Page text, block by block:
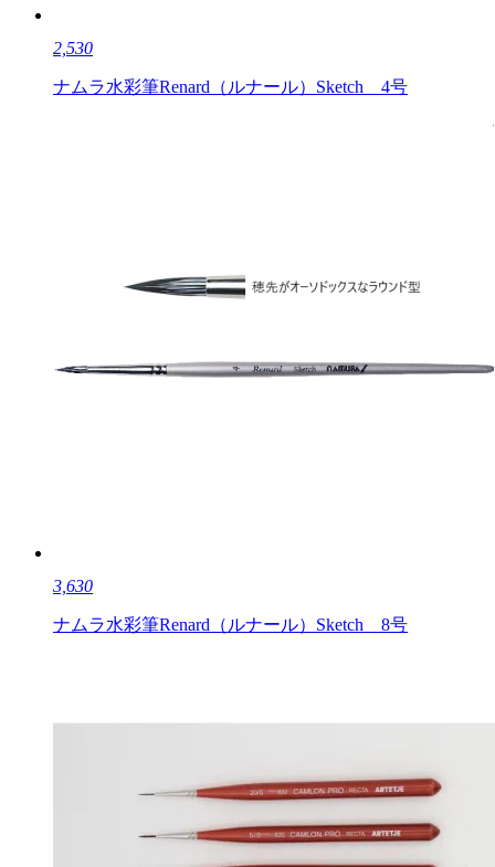
2,530
ナムラ水彩筆Renard（ルナール）Sketch 4号
3,630
ナムラ水彩筆Renard（ルナール）Sketch 8号